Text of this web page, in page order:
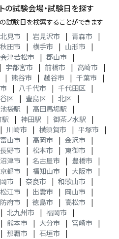
の試験会場・試験日を探す
試験日を検索することができます
北見市 | 岩見沢市 | 青森市
|
秋田市 | 横手市 | 山形市
|
会津若松市 | 郡山市
|
| 宇都宮市 | 前橋市 | 高崎市
|
| 熊谷市 | 越谷市 | 千葉市
|
| 八千代市 | 千代田区
|
区 | 豊島区 | 北区
|
池袋駅 | 高田馬場駅
|
駅 | 神田駅 | 御茶ノ水駅
|
| 川崎市 | 横須賀市 | 平塚市
|
富山市 | 高岡市 | 金沢市
|
長野市 | 松本市 | 東御市
|
沼津市 | 名古屋市 | 豊橋市
|
京都市 | 福知山市 | 大阪市
|
市 | 奈良市 | 和歌山市
|
松江市 | 出雲市 | 岡山市
|
防府市 | 徳島市 | 高松市
|
| 北九州市 | 福岡市
|
| 熊本市 | 大分市 | 宮崎市
|
| 那覇市 | 石垣市 |